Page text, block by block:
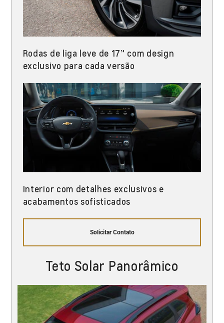
Rodas de liga leve de 17” com design
exclusivo para cada versão
Interior com detalhes exclusivos e
acabamentos sofisticados
Solicitar Contato
Teto Solar Panorâmico